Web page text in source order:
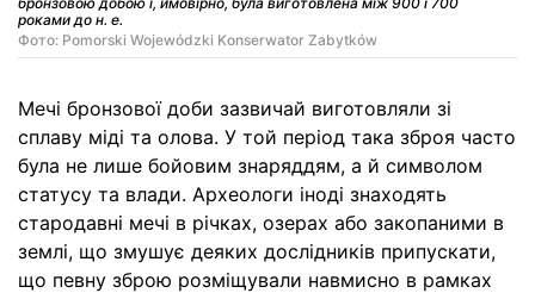
роками до н. е.
Фото: Pomorski Wojewódzki Konserwator Zabytków
Мечі бронзової доби зазвичай виготовляли зі
сплаву міді та олова. У той період така зброя часто
була не лише бойовим знаряддям, а й символом
статусу та влади. Археологи іноді знаходять
стародавні мечі в річках, озерах або закопаними в
землі, що змушує деяких дослідників припускати,
що певну зброю розміщували навмисно в рамках